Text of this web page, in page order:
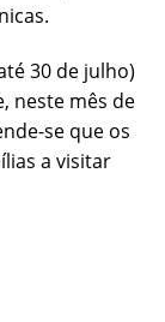
30 de julho)
neste mês de
se que os
a visitar